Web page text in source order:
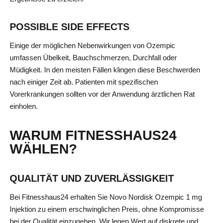
POSSIBLE SIDE EFFECTS
Einige der möglichen Nebenwirkungen von Ozempic
umfassen Übelkeit, Bauchschmerzen, Durchfall oder
Müdigkeit. In den meisten Fällen klingen diese Beschwerden
nach einiger Zeit ab. Patienten mit spezifischen
Vorerkrankungen sollten vor der Anwendung ärztlichen Rat
einholen.
WARUM FITNESSHAUS24
WÄHLEN?
QUALITÄT UND ZUVERLÄSSIGKEIT
Bei Fitnesshaus24 erhalten Sie Novo Nordisk Ozempic 1 mg
Injektion zu einem erschwinglichen Preis, ohne Kompromisse
bei der Qualität einzugehen. Wir legen Wert auf diskrete und